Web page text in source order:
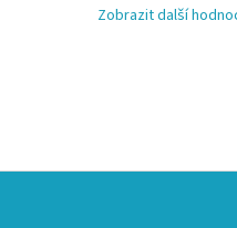
Zobrazit další